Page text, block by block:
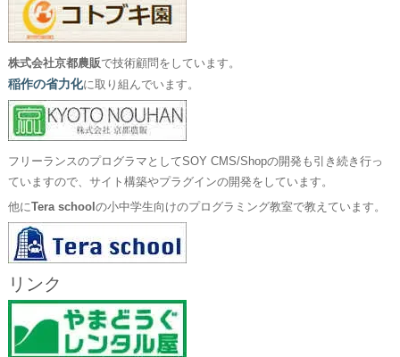
株式会社京都農販で技術顧問をしています。
稲作の省力化に取り組んでいます。
フリーランスのプログラマとしてSOY CMS/Shopの開発も引き続き行っ
ていますので、サイト構築やプラグインの開発をしています。
他にTera school の小中学生向けのプログラミング教室で教えています。
リンク